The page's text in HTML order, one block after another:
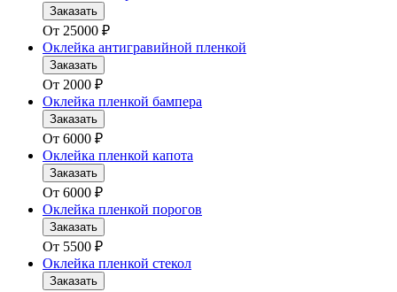
Заказать
От 25000 ₽
Оклейка антигравийной пленкой
Заказать
От 2000 ₽
Оклейка пленкой бампера
Заказать
От 6000 ₽
Оклейка пленкой капота
Заказать
От 6000 ₽
Оклейка пленкой порогов
Заказать
От 5500 ₽
Оклейка пленкой стекол
Заказать